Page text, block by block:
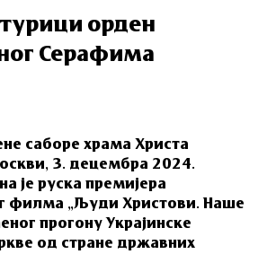
орден
Серафима
саборе храма Христа
3. децембра 2024.
је руска премијера
филма „Људи Христови. Наше
прогону Украјинске
од стране државних